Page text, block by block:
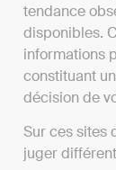
tendance
disponibles.
informations
constituant
décision de
Sur ces sites
juger